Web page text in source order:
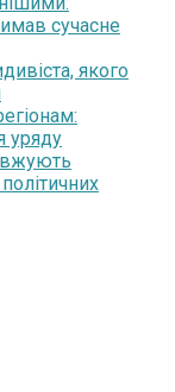
сучасне
якого
уряду